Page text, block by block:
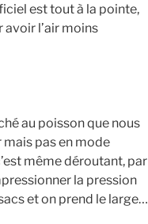
est tout à la pointe,
l’air moins
au poisson que nous
mais pas en mode
même déroutant, par
la pression
et on prend le large…